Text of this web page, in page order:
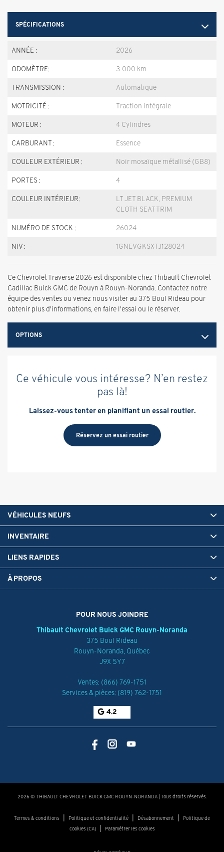
SPÉCIFICATIONS
ANNÉE : 2026
ODOMÈTRE: 3 000 km
TRANSMISSION : Automatique
MOTRICITÉ : Traction intégrale
MOTEUR : 4 Cylindres
CARBURANT : Essence
COULEUR EXTÉRIEUR : Noir mosaïque métallisé (GB8)
PORTES : 4
COULEUR INTÉRIEUR:
LT JET BLACK, PREMIUM
CLOTH SEAT TRIM
NUMÉRO DE STOCK : 26024
NIV : 1GNEVGKSXTJ128024
Ce Chevrolet Traverse 2026 est disponible chez Thibault Chevrolet
Cadillac Buick GMC de Rouyn à Rouyn-Noranda. Contactez notre
équipe des ventes ou venez nous visiter au 375 Boul Rideau pour
obtenir plus d'informations, en faire l'essai ou le réserver.
OPTIONS
Ce véhicule vous intéresse? N’en restez
pas là!
Laissez-vous tenter en planifiant un essai routier.
Réservez un essai routier
POUR NOUS JOINDRE
Thibault Chevrolet Buick GMC Rouyn-Noranda
375 Boul Rideau
Rouyn-Noranda, Québec
J9X 5Y7
Ventes: (866) 769-1751
Services & pièces: (819) 762-1751
4.2
VÉHICULES NEUFS
INVENTAIRE
LIENS RAPIDES
À PROPOS
2026 © THIBAULT CHEVROLET BUICK GMC ROUYN-NORANDA| Tous droits réservés.
Termes & conditions | Politique et confidentialité | Désabonnement |
Politique de
cookies (CA)| Paramétrer les cookies